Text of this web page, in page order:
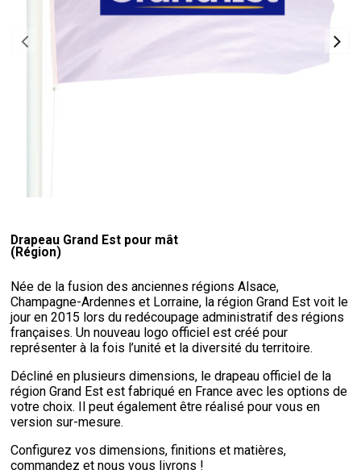
Drapeau Grand Est pour mât
(Région)
Née de la fusion des anciennes régions Alsace,
Champagne-Ardennes et Lorraine, la région Grand Est voit le
jour en 2015 lors du redécoupage administratif des régions
françaises. Un nouveau logo officiel est créé pour
représenter à la fois l’unité et la diversité du territoire.
Décliné en plusieurs dimensions, le drapeau officiel de la
région Grand Est est fabriqué en France avec les options de
votre choix. Il peut également être réalisé pour vous en
version sur-mesure.
Configurez vos dimensions, finitions et matières,
commandez et nous vous livrons !